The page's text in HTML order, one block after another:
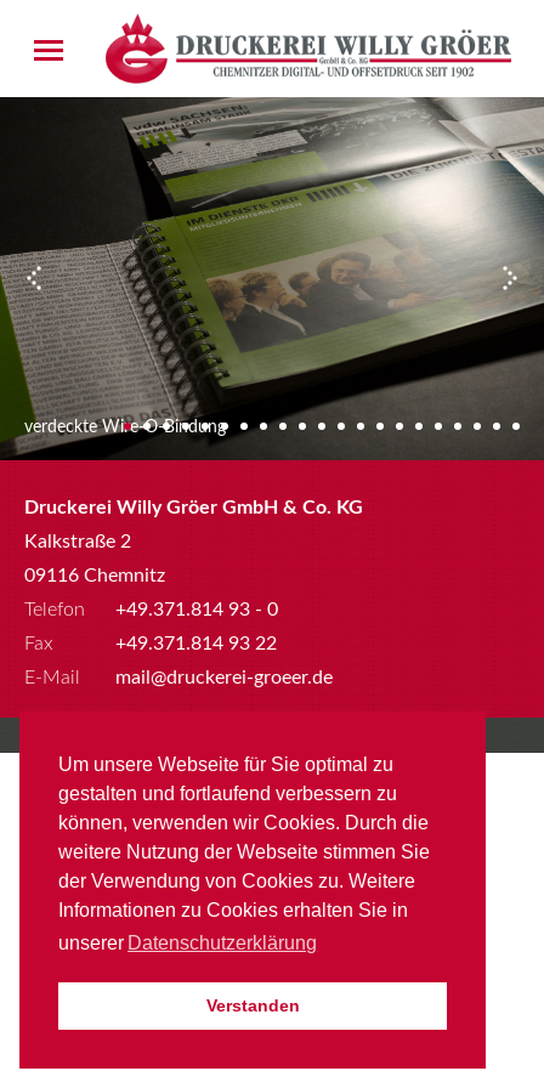
Um unsere Webseite für Sie optimal zu
gestalten und fortlaufend verbessern zu
können, verwenden wir Cookies. Durch die
weitere Nutzung der Webseite stimmen Sie
der Verwendung von Cookies zu. Weitere
Informationen zu Cookies erhalten Sie in
unserer Datenschutzerklärung
Verstanden
verdeckte Wire-O-Bindung
Druckerei Willy Gröer GmbH & Co. KG
Kalkstraße 2
09116 Chemnitz
Telefon
+49.371.814 93 - 0
Fax
+49.371.814 93 22
E-Mail
mail@druckerei-groeer.de
Datenschutz Impressum